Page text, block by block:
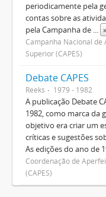
periodicamente pela
contas sobre as
pela Campanha de ... »
Campanha Nacional de
Superior (CAPES)
Debate CAPES
Reeks 1979 - 1982
A publicação Debate
1982, como marca da
objetivo era criar um
críticas e sugestões
As edições do ano de
Coordenação de
(CAPES)